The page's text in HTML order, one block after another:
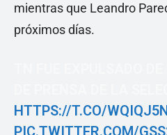
mientras que Leandro
próximos días.
HTTPS://T.CO/